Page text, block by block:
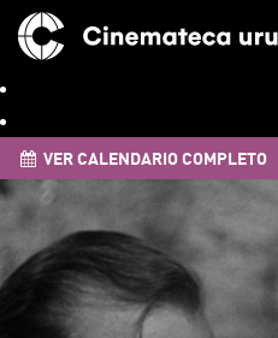
VER CALENDARIO COMPLETO